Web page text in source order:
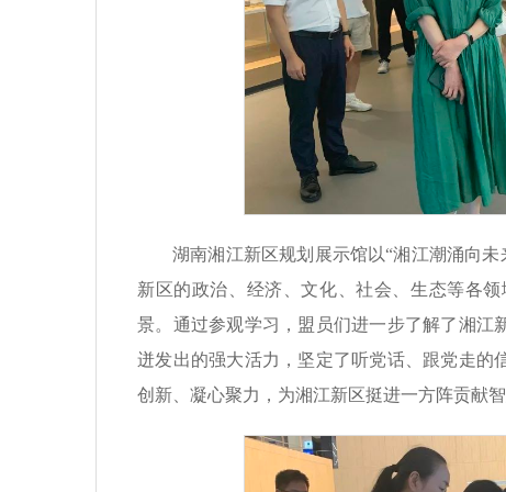
湖南湘江新区规划展示馆以“湘江潮涌向
新区的政治、经济、文化、社会、生态等各
景。通过参观学习，盟员们进一步了解了湘江
迸发出的强大活力，坚定了听党话、跟党走的
创新、凝心聚力，为湘江新区挺进一方阵贡献智